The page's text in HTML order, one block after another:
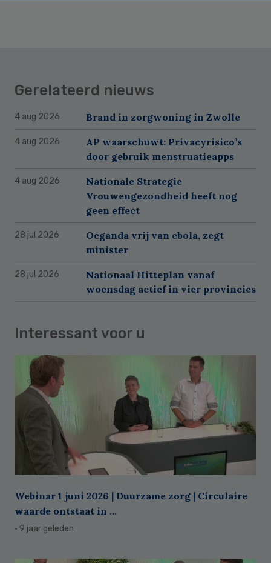
Gerelateerd nieuws
4 aug 2026 Brand in zorgwoning in Zwolle
4 aug 2026
AP waarschuwt: Privacyrisico’s
door gebruik menstruatieapps
4 aug 2026
Nationale Strategie
Vrouwengezondheid heeft nog
geen effect
28 jul 2026
Oeganda vrij van ebola, zegt
minister
28 jul 2026
Nationaal Hitteplan vanaf
woensdag actief in vier provincies
Interessant voor u
Webinar 1 juni 2026 | Duurzame zorg | Circulaire
waarde ontstaat in ...
· 9 jaar geleden